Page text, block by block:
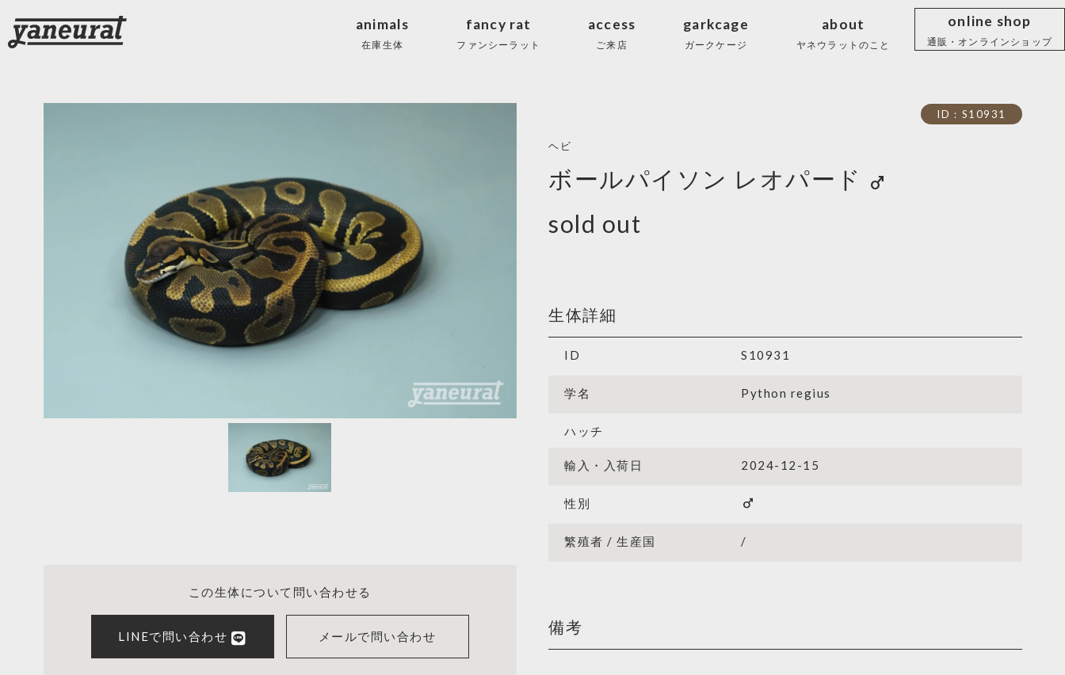
animals
在庫生体
fancy rat
ファンシーラット
access
ご来店
garkcage
ガークケージ
about
ヤネウラットのこと
online shop
通販・オンラインショップ
この生体について問い合わせる
LINEで問い合わせ メールで問い合わせ
ID：S10931
ヘビ
ボールパイソン レオパード male
sold out
生体詳細
ID S10931
学名 Python regius
ハッチ
輸入・入荷日 2024-12-15
性別 male
繁殖者 / 生産国 /
備考